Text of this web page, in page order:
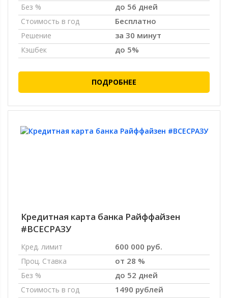
Без % до 56 дней
Стоимость в год Бесплатно
Решение за 30 минут
Кэшбек до 5%
ПОДРОБНЕЕ
Кредитная карта банка Райффайзен
#ВСЕСРАЗУ
Кред. лимит 600 000 руб.
Проц. Ставка от 28 %
Без % до 52 дней
Стоимость в год 1490 рублей